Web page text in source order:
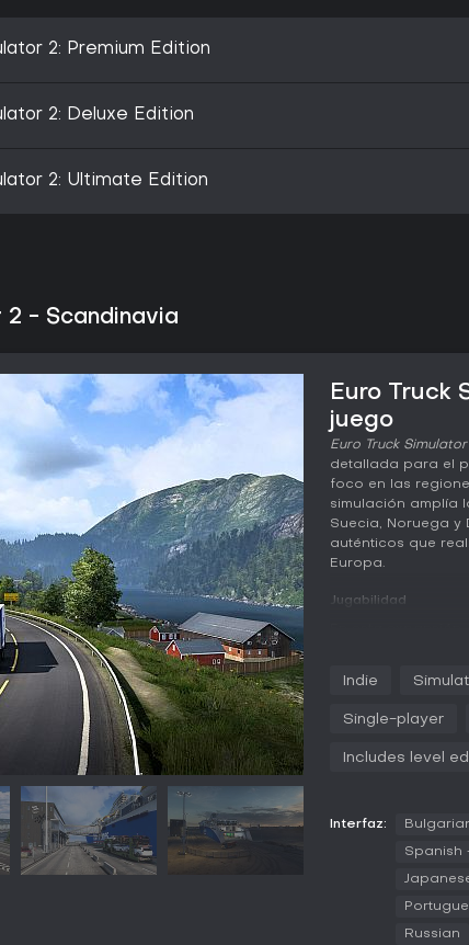
2: Premium Edition
2: Deluxe Edition
2: Ultimate Edition
2 - Scandinavia
Euro Truck
juego
Euro Truck
detallada para el
foco en las
simulación amplía
Suecia, Noruega y
auténticos que
Europa.
Jugabilidad
tráfico, vigilar el
terminales de
Reino Unido. Con
de luz mejorados
terreno revisados
serpenteantes.
ganado y
ampliado de
Indie
Single-player
Includes level
Interfaz:
Spanish
Russian